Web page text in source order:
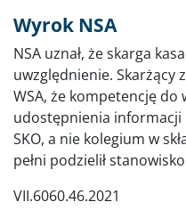
Wyrok NSA
NSA uznał, że skarga
uwzględnienie. Skarżący
WSA, że kompetencję
udostępnienia informacji
SKO, a nie kolegium w
pełni podzielił
VII.6060.46.2021